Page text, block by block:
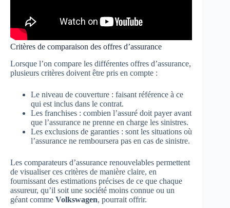
Critères de comparaison des offres d’assurance
Lorsque l’on compare les différentes offres d’assurance,
plusieurs critères doivent être pris en compte :
Le niveau de couverture : faisant référence à ce
qui est inclus dans le contrat.
Les franchises : combien l’assuré doit payer avant
que l’assurance ne prenne en charge les sinistres.
Les exclusions de garanties : sont les situations où
l’assurance ne remboursera pas en cas de sinistre.
Les comparateurs d’assurance renouvelables permettent
de visualiser ces critères de manière claire, en
fournissant des estimations précises de ce que chaque
assureur, qu’il soit une société moins connue ou un
géant comme Volkswagen, pourrait offrir.